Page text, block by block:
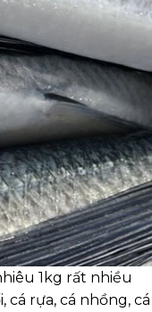
1kg rất nhiều
cá rựa, cá nhồng, cá